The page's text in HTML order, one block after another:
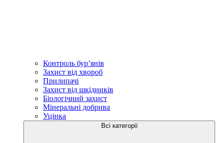
Контроль бур’янів
Захист від хвороб
Прилипачі
Захист від шкідників
Біологічний захист
Мінеральні добрива
Уцінка
Всі категорії